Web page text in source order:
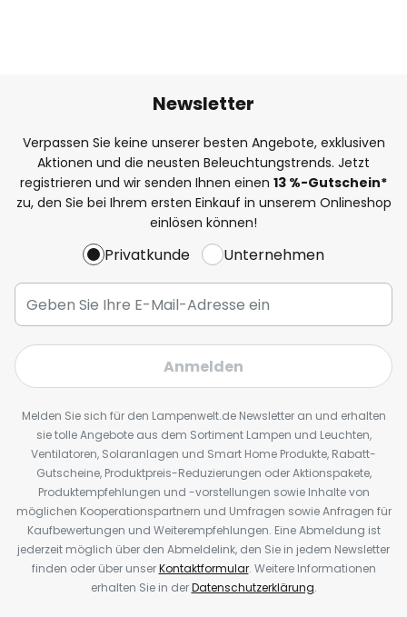
Newsletter
Verpassen Sie keine unserer besten Angebote, exklusiven
Aktionen und die neusten Beleuchtungstrends. Jetzt
registrieren und wir senden Ihnen einen 13 %-Gutschein*
zu, den Sie bei Ihrem ersten Einkauf in unserem Onlineshop
einlösen können!
Privatkunde Unternehmen
Anmelden
Melden Sie sich für den Lampenwelt.de Newsletter an und erhalten
sie tolle Angebote aus dem Sortiment Lampen und Leuchten,
Ventilatoren, Solaranlagen und Smart Home Produkte, Rabatt-
Gutscheine, Produktpreis-Reduzierungen oder Aktionspakete,
Produktempfehlungen und -vorstellungen sowie Inhalte von
möglichen Kooperationspartnern und Umfragen sowie Anfragen für
Kaufbewertungen und Weiterempfehlungen. Eine Abmeldung ist
jederzeit möglich über den Abmeldelink, den Sie in jedem Newsletter
finden oder über unserKontaktformular. Weitere Informationen
erhalten Sie in derDatenschutzerklärung.